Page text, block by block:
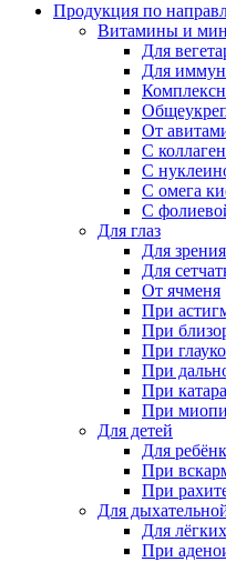
Продукция по
Витамины и
Для
Для
От
С
С
С омега
С
Для глаз
Для зрения
Для
От ячменя
При
При
При
При
При
При
Для детей
Для
При
При
Для
Для лёгких
При